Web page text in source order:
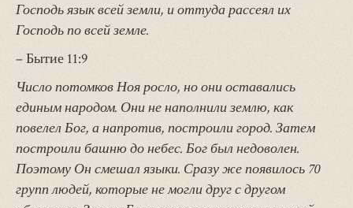
Господь язык всей земли, и оттуда рассеял их
Господь по всей земле.
– Бытие 11:9
Число потомков Ноя росло, но они оставались
единым народом. Они не наполнили землю, как
повелел Бог, а напротив, построили город. Затем
построили башню до небес. Бог был недоволен.
Поэтому Он смешал языки. Сразу же появилось 70
групп людей, которые не могли друг с другом